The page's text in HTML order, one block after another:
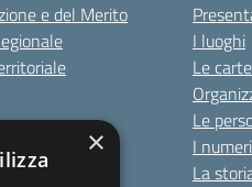
e del Merito
I luoghi
Le
Le
I
La
×